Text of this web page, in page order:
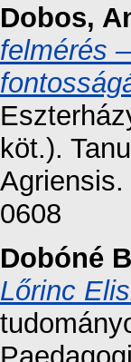
Dobos,
felmérés
köt.).
0608
Dobóné
Lőrinc